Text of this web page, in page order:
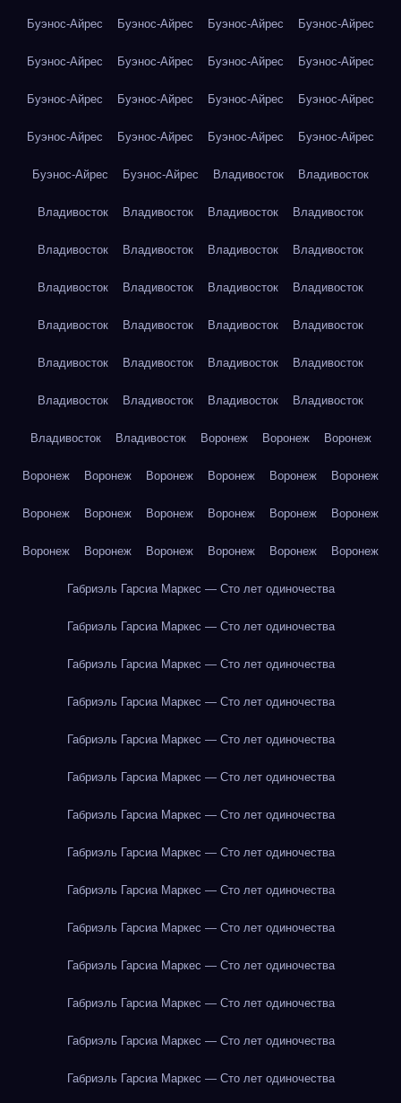
Буэнос-Айрес Буэнос-Айрес Буэнос-Айрес Буэнос-Айрес
Буэнос-Айрес Буэнос-Айрес Буэнос-Айрес Буэнос-Айрес
Буэнос-Айрес Буэнос-Айрес Буэнос-Айрес Буэнос-Айрес
Буэнос-Айрес Буэнос-Айрес Буэнос-Айрес Буэнос-Айрес
Буэнос-Айрес Буэнос-Айрес Владивосток Владивосток
Владивосток Владивосток Владивосток Владивосток
Владивосток Владивосток Владивосток Владивосток
Владивосток Владивосток Владивосток Владивосток
Владивосток Владивосток Владивосток Владивосток
Владивосток Владивосток Владивосток Владивосток
Владивосток Владивосток Владивосток Владивосток
Владивосток Владивосток Воронеж Воронеж Воронеж
Воронеж Воронеж Воронеж Воронеж Воронеж Воронеж
Воронеж Воронеж Воронеж Воронеж Воронеж Воронеж
Воронеж Воронеж Воронеж Воронеж Воронеж Воронеж
Габриэль Гарсиа Маркес — Сто лет одиночества
Габриэль Гарсиа Маркес — Сто лет одиночества
Габриэль Гарсиа Маркес — Сто лет одиночества
Габриэль Гарсиа Маркес — Сто лет одиночества
Габриэль Гарсиа Маркес — Сто лет одиночества
Габриэль Гарсиа Маркес — Сто лет одиночества
Габриэль Гарсиа Маркес — Сто лет одиночества
Габриэль Гарсиа Маркес — Сто лет одиночества
Габриэль Гарсиа Маркес — Сто лет одиночества
Габриэль Гарсиа Маркес — Сто лет одиночества
Габриэль Гарсиа Маркес — Сто лет одиночества
Габриэль Гарсиа Маркес — Сто лет одиночества
Габриэль Гарсиа Маркес — Сто лет одиночества
Габриэль Гарсиа Маркес — Сто лет одиночества